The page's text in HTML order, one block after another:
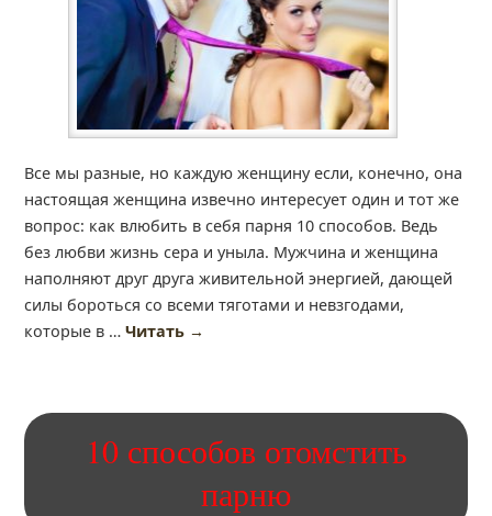
Все мы разные, но каждую женщину если, конечно, она
настоящая женщина извечно интересует один и тот же
вопрос: как влюбить в себя парня 10 способов. Ведь
без любви жизнь сера и уныла. Мужчина и женщина
наполняют друг друга живительной энергией, дающей
силы бороться со всеми тяготами и невзгодами,
которые в … Читать →
10 способов отомстить
парню